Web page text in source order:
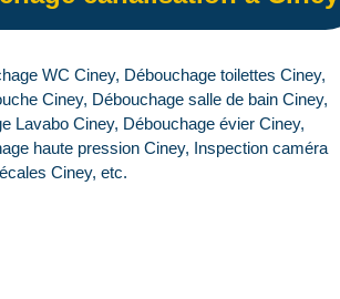
WC Ciney, Débouchage toilettes Ciney,
Ciney, Débouchage salle de bain Ciney,
Lavabo Ciney, Débouchage évier Ciney,
haute pression Ciney, Inspection caméra
Ciney, etc.